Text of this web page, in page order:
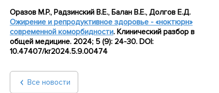
Оразов М.Р., Радзинский В.Е., Балан В.Е., Долгов Е.Д.
Ожирение и репродуктивное здоровье - «ноктюрн»
современной коморбидности. Клинический разбор в
общей медицине. 2024; 5 (9): 24-30. DOI:
10.47407/kr2024.5.9.00474
Все новости